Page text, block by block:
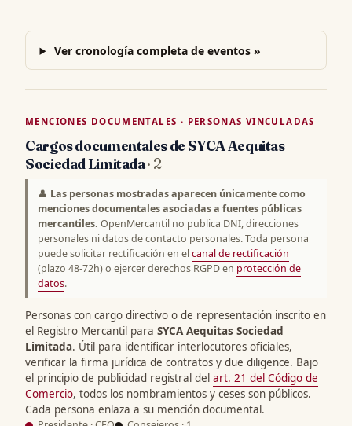
Ver cronología completa de eventos »
MENCIONES DOCUMENTALES · PERSONAS VINCULADAS
Cargos documentales de SYCA Aequitas
Sociedad Limitada· 2
👤 Las personas mostradas aparecen únicamente como
menciones documentales asociadas a fuentes públicas
mercantiles. OpenMercantil no publica DNI, direcciones
personales ni datos de contacto personales. Toda persona
puede solicitar rectificación en elcanal de rectificación
(plazo 48-72h) o ejercer derechos RGPD en protección de
datos.
Personas con cargo directivo o de representación inscrito en
el Registro Mercantil para SYCA Aequitas Sociedad
Limitada. Útil para identificar interlocutores oficiales,
verificar la firma jurídica de contratos y due diligence. Bajo
el principio de publicidad registral del art. 21 del Código de
Comercio, todos los nombramientos y ceses son públicos.
Cada persona enlaza a su mención documental.